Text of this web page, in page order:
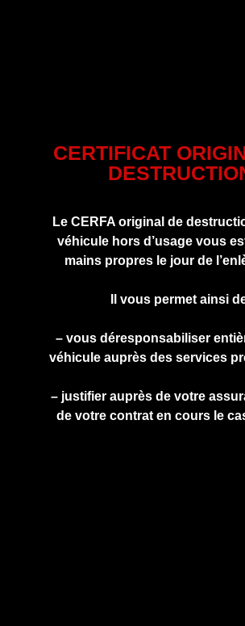
CERTIFICAT
Le CERFA original de
véhicule hors d’usage vous
mains propres le jour de
Il vous permet ainsi
– vous déresponsabiliser
véhicule auprès des services
– justifier auprès de votre
de votre contrat en cours le